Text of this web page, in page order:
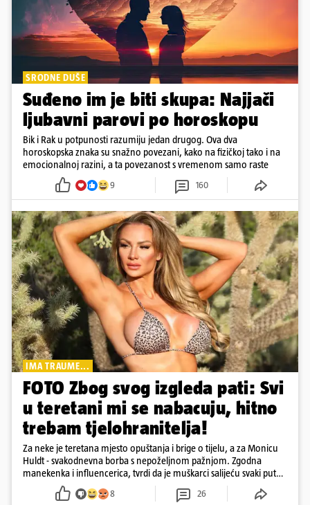
SRODNE DUŠE
Suđeno im je biti skupa: Najjači
ljubavni parovi po horoskopu
Bik i Rak u potpunosti razumiju jedan drugog. Ova dva
horoskopska znaka su snažno povezani, kako na fizičkoj tako i na
emocionalnoj razini, a ta povezanost s vremenom samo raste
9 160
IMA TRAUME...
FOTO Zbog svog izgleda pati: Svi
u teretani mi se nabacuju, hitno
trebam tjelohranitelja!
Za neke je teretana mjesto opuštanja i brige o tijelu, a za Monicu
Huldt - svakodnevna borba s nepoželjnom pažnjom. Zgodna
manekenka i influencerica, tvrdi da je muškarci salijeću svaki put
kad dođe na trening
8 26